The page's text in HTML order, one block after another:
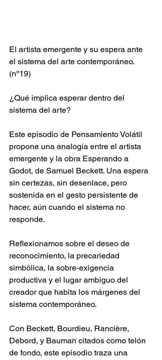
El artista emergente y su espera ante
el sistema del arte contemporáneo.
(nº19)
¿Qué implica esperar dentro del
sistema del arte?
Este episodio de Pensamiento Volátil
propone una analogía entre el artista
emergente y la obra Esperando a
Godot, de Samuel Beckett. Una espera
sin certezas, sin desenlace, pero
sostenida en el gesto persistente de
hacer, aún cuando el sistema no
responde.
Reflexionamos sobre el deseo de
reconocimiento, la precariedad
simbólica, la sobre-exigencia
productiva y el lugar ambiguo del
creador que habita los márgenes del
sistema contemporáneo.
Con Beckett, Bourdieu, Rancière,
Debord, y Bauman citados como telón
de fondo, este episodio traza una